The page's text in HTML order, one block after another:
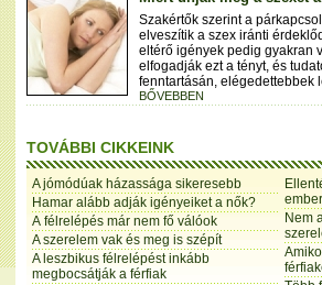
Szakértők szerint a
elveszítik a szex iránti
eltérő igények pedig gyakran
elfogadják ezt a tényt, és
fenntartásán, elégedettebbek
BŐVEBBEN
TOVÁBBI CIKKEINK
A jómódúak házassága sikeresebb
Hamar alább adják igényeiket a nők?
A félrelépés már nem fő válóok
A szerelem vak és meg is szépít
A leszbikus félrelépést inkább
megbocsátják a férfiak
ember
Nem